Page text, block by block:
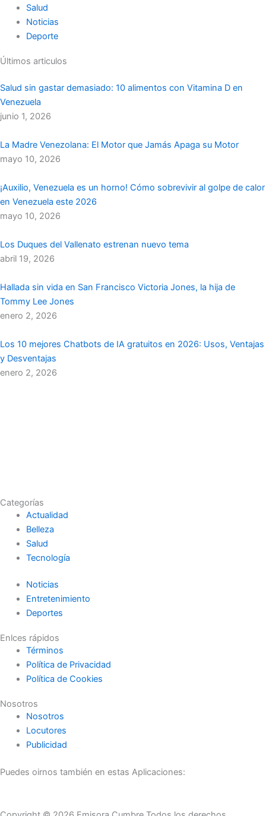
Salud
Noticias
Deporte
Últimos articulos
Salud sin gastar demasiado: 10 alimentos con Vitamina D en
Venezuela
junio 1, 2026
La Madre Venezolana: El Motor que Jamás Apaga su Motor
mayo 10, 2026
¡Auxilio, Venezuela es un horno! Cómo sobrevivir al golpe de calor
en Venezuela este 2026
mayo 10, 2026
Los Duques del Vallenato estrenan nuevo tema
abril 19, 2026
Hallada sin vida en San Francisco Victoria Jones, la hija de
Tommy Lee Jones
enero 2, 2026
Los 10 mejores Chatbots de IA gratuitos en 2026: Usos, Ventajas
y Desventajas
enero 2, 2026
Categorías
Actualidad
Belleza
Salud
Tecnología
Noticias
Entretenimiento
Deportes
Enlces rápidos
Términos
Política de Privacidad
Política de Cookies
Nosotros
Nosotros
Locutores
Publicidad
Puedes oirnos también en estas Aplicaciones: